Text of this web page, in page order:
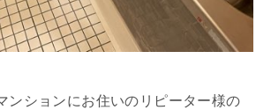
ンションにお住いのリピーター様の